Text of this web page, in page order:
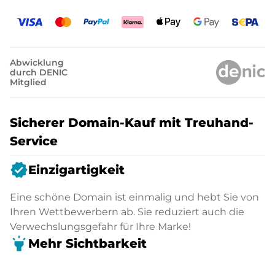
Abwicklung
durch DENIC
Mitglied
Sicherer Domain-Kauf mit Treuhand-
Service
verifiedEinzigartigkeit
Eine schöne Domain ist einmalig und hebt Sie von
Ihren Wettbewerbern ab. Sie reduziert auch die
Verwechslungsgefahr für Ihre Marke!
highlight Mehr Sichtbarkeit